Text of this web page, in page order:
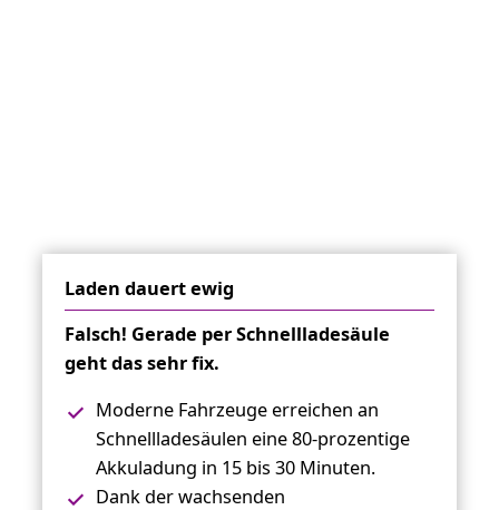
Laden dauert ewig
Falsch! Gerade per Schnellladesäule
geht das sehr fix.
Moderne Fahrzeuge erreichen an
Schnellladesäulen eine 80-prozentige
Akkuladung in 15 bis 30 Minuten.
Dank der wachsenden